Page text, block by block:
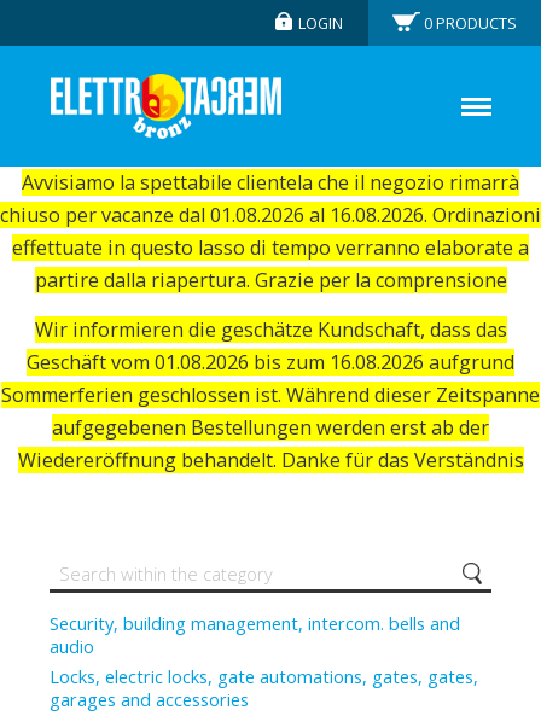
Avvisiamo la spettabile clientela che il negozio rimarrà
chiuso per vacanze dal 01.08.2026 al 16.08.2026. Ordinazioni
effettuate in questo lasso di tempo verranno elaborate a
partire dalla riapertura. Grazie per la comprensione
Wir informieren die geschätze Kundschaft, dass das
Geschäft vom 01.08.2026 bis zum 16.08.2026 aufgrund
Sommerferien geschlossen ist. Während dieser Zeitspanne
aufgegebenen Bestellungen werden erst ab der
Wiedereröffnung behandelt. Danke für das Verständnis
LOGIN 0PRODUCTS
Security, building management, intercom. bells and
audio
Locks, electric locks, gate automations, gates, gates,
garages and accessories